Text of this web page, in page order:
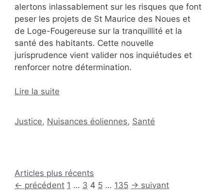
alertons inlassablement sur les risques que font
peser les projets de St Maurice des Noues et
de Loge-Fougereuse sur la tranquillité et la
santé des habitants. Cette nouvelle
jurisprudence vient valider nos inquiétudes et
renforcer notre détermination.
Lire la suite
Catégories
Justice, Nuisances éoliennes, Santé
Articles plus récents
← précédent Page
1 … Page
3 Page
4 Page
5 … Page
135 → suivant